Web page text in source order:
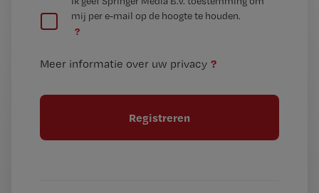
t
e
t
l
mij per e-mail op de hoogte te houden.
?
Meer informatie over uw privacy ?